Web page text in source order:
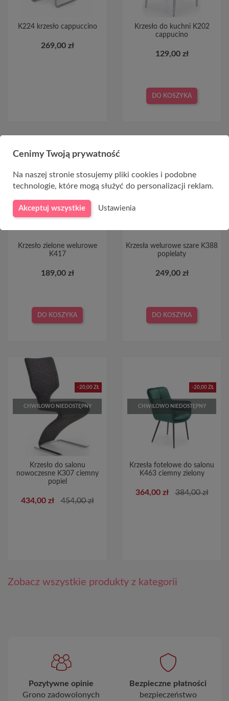
K224 krzesło cappuccino
269,00 zł
Krzesło do kuchni K202
cappucino
129,00 zł
DO KOSZYKA
Krzesło zielone welurowe
K417
189,00 zł
DO KOSZYKA
Krzesła welurowe szare K388
popielaty
249,00 zł
DO KOSZYKA
-20,00 ZŁ
CHWILOWO NIEDOSTĘPNY
Krzesło do salonu
nowoczesne K307 ciemny
popiel
434,00 zł 454,00 zł
-20,00 ZŁ
CHWILOWO NIEDOSTĘPNY
Krzesła fotelowe do salonu
K463 ciemny zielony
364,00 zł 384,00 zł
Zobacz wszystkie produkty z kategorii
Pozytywne opinie
Grono zadowolonych
Bezpieczne płatności
bezpieczeństwo
Cenimy Twoją prywatność
Na naszej stronie stosujemy pliki cookies i podobne
technologie, które mogą służyć do personalizacji reklam.
Akceptuj wszystkie Ustawienia